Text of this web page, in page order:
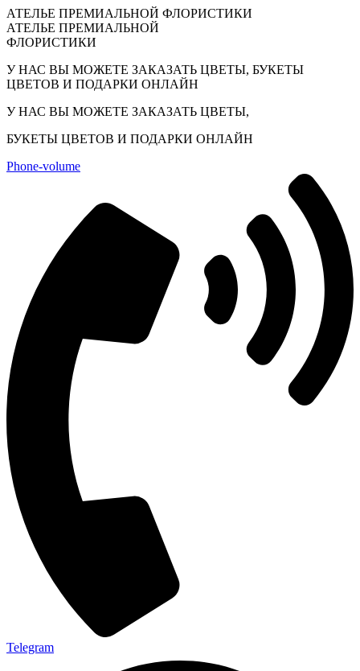
АТЕЛЬЕ ПРЕМИАЛЬНОЙ ФЛОРИСТИКИ​
АТЕЛЬЕ ПРЕМИАЛЬНОЙ
ФЛОРИСТИКИ​
У НАС ВЫ МОЖЕТЕ ЗАКАЗАТЬ ЦВЕТЫ, БУКЕТЫ
ЦВЕТОВ И ПОДАРКИ ОНЛАЙН
У НАС ВЫ МОЖЕТЕ ЗАКАЗАТЬ ЦВЕТЫ,
БУКЕТЫ ЦВЕТОВ И ПОДАРКИ ОНЛАЙН
Phone-volume
Telegram